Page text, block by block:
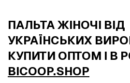
ПАЛЬТА ЖІНОЧІ ВІД
УКРАЇНСЬКИХ
КУПИТИ ОПТОМ І В
BICOOP.SHOP